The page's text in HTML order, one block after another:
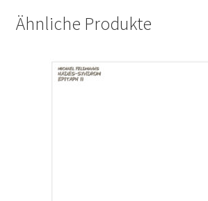
Ähnliche Produkte